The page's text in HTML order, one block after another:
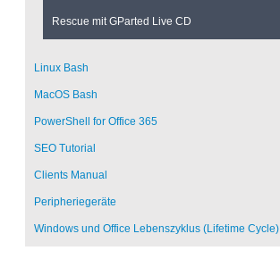
Rescue mit GParted Live CD
Linux Bash
MacOS Bash
PowerShell for Office 365
SEO Tutorial
Clients Manual
Peripheriegeräte
Windows und Office Lebenszyklus (Lifetime Cycle)